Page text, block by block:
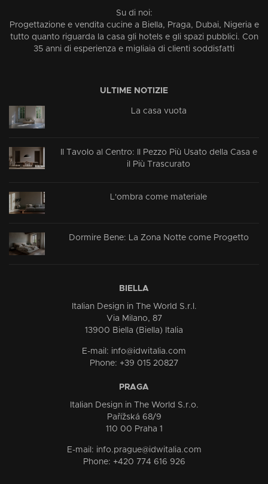
Su di noi:
Progettazione e vendita cucine a Biella, Praga, Dubai, Nigeria e
tutto quanto riguarda la casa gli hotels e gli spazi pubblici. Con
35 anni di esperienza e migliaia di clienti soddisfatti
ULTIME NOTIZIE
La casa vuota
Il Tavolo al Centro: Il Pezzo Più Usato della Casa e
il Più Trascurato
L'ombra come materiale
Dormire Bene: La Zona Notte come Progetto
BIELLA
Italian Design in The World S.r.l.
Via Milano, 87
13900 Biella (Biella) Italia
E-mail: info@idwitalia.com
Phone: +39 015 20827
PRAGA
Italian Design in The World S.r.o.
Pařížská 68/9
110 00 Praha 1
E-mail: info.prague@idwitalia.com
Phone: +420 774 616 926